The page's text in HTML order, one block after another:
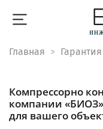
Главная
Компрессорно
компании
для вашего